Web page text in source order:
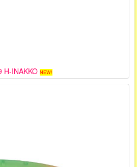
H-INAKKO NEW!